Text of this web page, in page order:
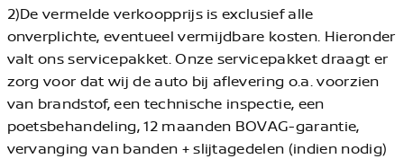
2)De vermelde verkoopprijs is exclusief alle
onverplichte, eventueel vermijdbare kosten. Hieronder
valt ons servicepakket. Onze servicepakket draagt er
zorg voor dat wij de auto bij aflevering o.a. voorzien
van brandstof, een technische inspectie, een
poetsbehandeling, 12 maanden BOVAG-garantie,
vervanging van banden + slijtagedelen (indien nodig)